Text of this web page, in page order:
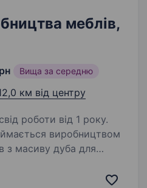
меблів,
Вища за середню
км від центру
роботи від 1 року.
виробництвом
з масиву дуба для
нам потрібен